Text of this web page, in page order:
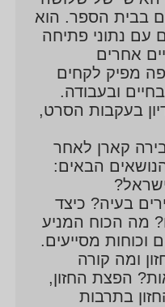
מסמלים את
תורמים לשינוי
פעולה עם קבוצה
,ההייטק הפיננסיים
גבית למנהלים לפתח
של תלמידים
של מדינת
עם משרד החינוך
מרצה בפני פורמים
בחו"ל כגון:
בבית הספר. הוא
עם נתוני פתיחה
אחרים
מפיק לקחים
ובעבודה.
בעקבות הסרט,
קארן לאחר
הבאים:
בעיה? כיצד
מה הכוח המניע
וכוחות מסייעים.
ומה קורה
הפצת החזון,
בתרבות